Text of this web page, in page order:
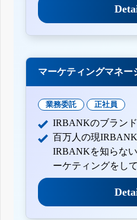
マーケティングマネー
業務委託 正社員
IRBANKのブラン
百万人の現
IRBANKを知らな
ーケティングをし